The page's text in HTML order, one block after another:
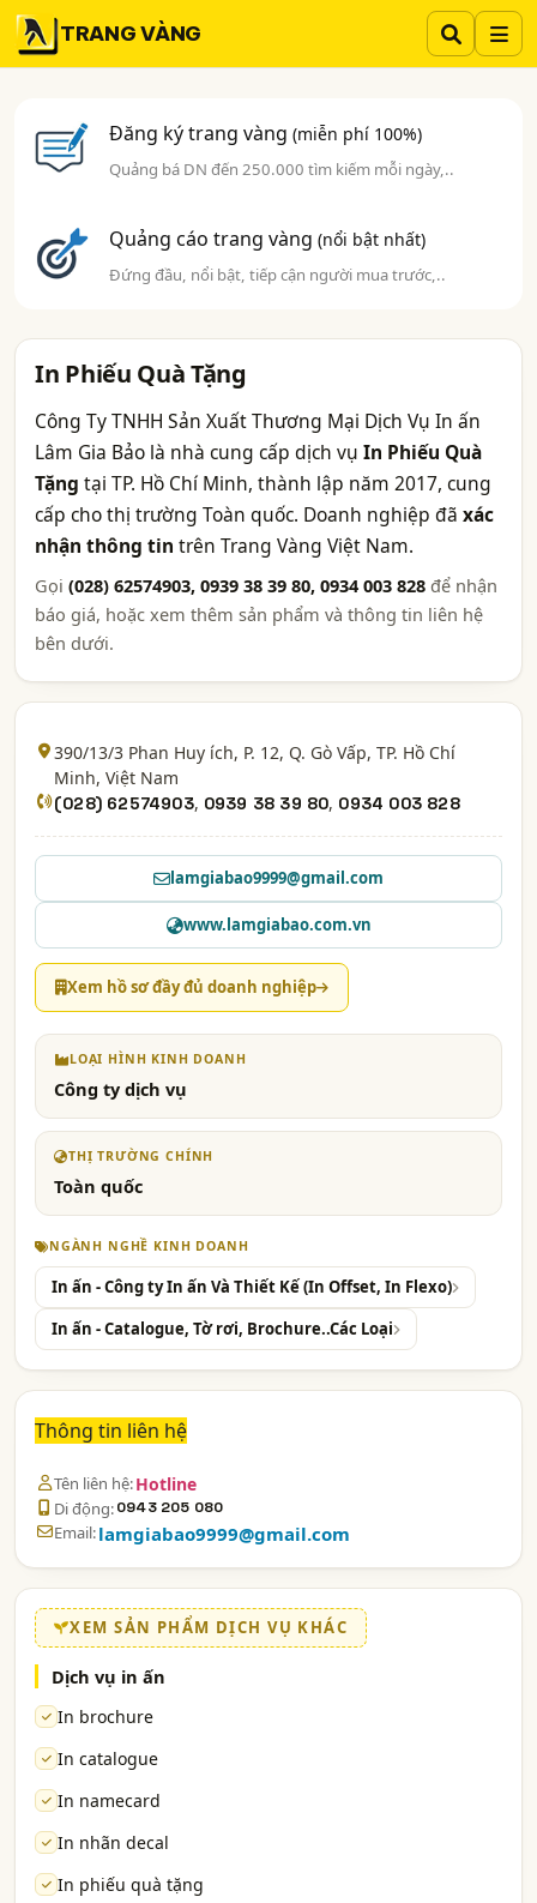
TRANG VÀNG
Đăng ký trang vàng(miễn phí 100%)
Quảng bá DN đến 250.000 tìm kiếm mỗi ngày,..
Quảng cáo trang vàng(nổi bật nhất)
Đứng đầu, nổi bật, tiếp cận người mua trước,..
In Phiếu Quà Tặng
Công Ty TNHH Sản Xuất Thương Mại Dịch Vụ In ấn
Lâm Gia Bảo là nhà cung cấp dịch vụ In Phiếu Quà
Tặng tại TP. Hồ Chí Minh, thành lập năm 2017, cung
cấp cho thị trường Toàn quốc. Doanh nghiệp đã xác
nhận thông tin trên Trang Vàng Việt Nam.
Gọi (028) 62574903, 0939 38 39 80, 0934 003 828 để nhận
báo giá, hoặc xem thêm sản phẩm và thông tin liên hệ
bên dưới.
390/13/3 Phan Huy ích, P. 12, Q. Gò Vấp, TP. Hồ Chí
Minh, Việt Nam
(028) 62574903, 0939 38 39 80, 0934 003 828
lamgiabao9999@gmail.com
www.lamgiabao.com.vn
Xem hồ sơ đầy đủ doanh nghiệp
LOẠI HÌNH KINH DOANH
Công ty dịch vụ
THỊ TRƯỜNG CHÍNH
Toàn quốc
NGÀNH NGHỀ KINH DOANH
In ấn - Công ty In ấn Và Thiết Kế (In Offset, In Flexo)
In ấn - Catalogue, Tờ rơi, Brochure..Các Loại
Thông tin liên hệ
Tên liên hệ:Hotline
Di động:0943 205 080
Email:lamgiabao9999@gmail.com
XEM SẢN PHẨM DỊCH VỤ KHÁC
Dịch vụ in ấn
In brochure
In catalogue
In namecard
In nhãn decal
In phiếu quà tặng